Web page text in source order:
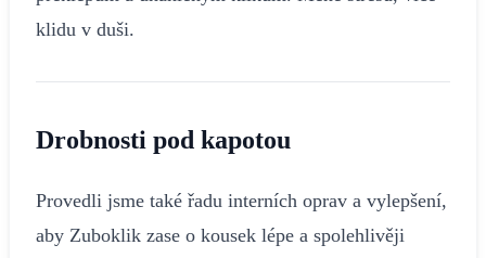
klidu v duši.
Drobnosti pod kapotou
Provedli jsme také řadu interních oprav a vylepšení,
aby Zuboklik zase o kousek lépe a spolehlivěji